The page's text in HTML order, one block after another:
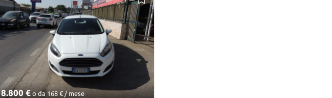
8.800 €o da 168 € / mese